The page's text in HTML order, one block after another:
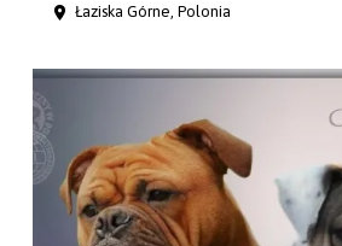
Łaziska Górne, Polonia